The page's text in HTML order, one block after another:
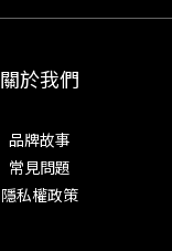
關於我們
品牌故事
常見問題
隱私權政策